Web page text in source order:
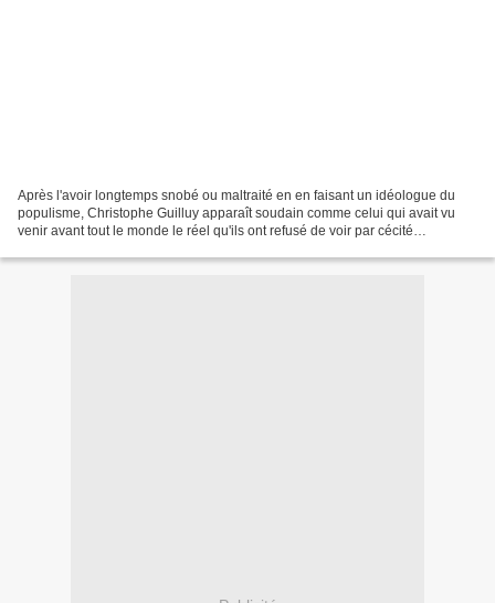
Après l'avoir longtemps snobé ou maltraité en en faisant un idéologue du
populisme, Christophe Guilluy apparaît soudain comme celui qui avait vu
venir avant tout le monde le réel qu'ils ont refusé de voir par cécité